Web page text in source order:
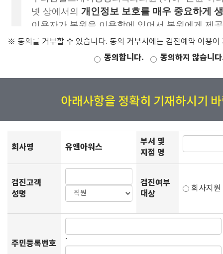
※ 동의를 거부할 수 있습니다. 동의 거부시에는 검진예약 이용이
동의합니다. 동의하지 않습니
아래사항을 정확히 기재하시기
회사명 유앤아워스
부서 및
지점 명
검진고객
성명
검진여부
대상
회사지
주민등록번호 -